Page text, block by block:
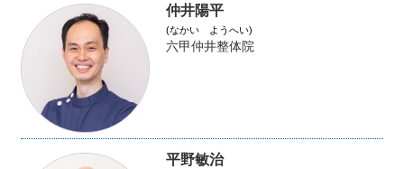
仲井陽平
(なかい ようへい)
六甲仲井整体院
平野敏治